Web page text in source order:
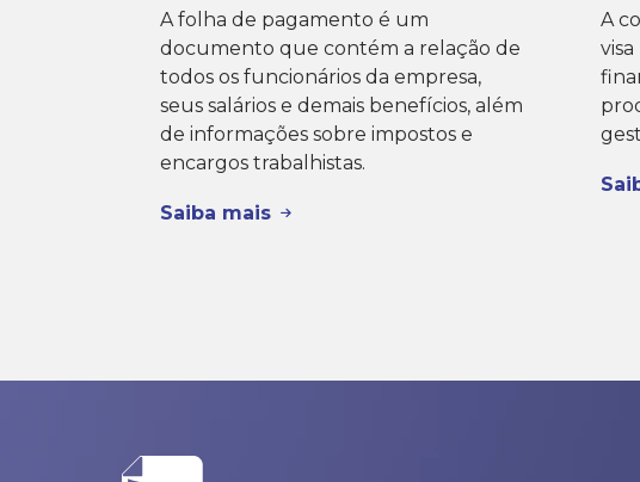
A folha de pagamento é um
documento que contém a relação de
todos os funcionários da empresa,
seus salários e demais benefícios, além
de informações sobre impostos e
encargos trabalhistas.
Saiba mais
A